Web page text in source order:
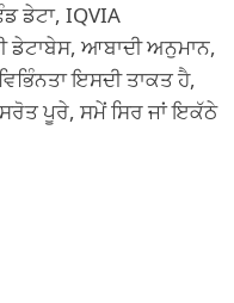
ਡੇਟਾ, IQVIA
ਡੇਟਾਬੇਸ, ਆਬਾਦੀ ਅਨੁਮਾਨ,
ਇਸਦੀ ਤਾਕਤ ਹੈ,
ਪੂਰੇ, ਸਮੇਂ ਸਿਰ ਜਾਂ ਇਕੱਠੇ